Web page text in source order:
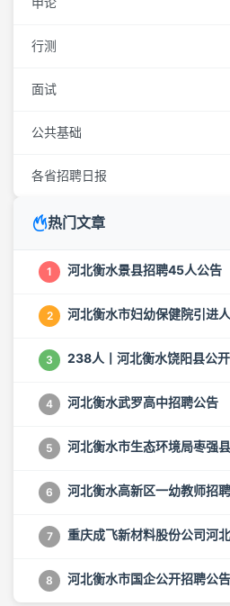
行测
面试
公共基础
各省招聘日报
热门文章
1 河北衡水景县招聘45人公告
2 河北衡水市妇幼保健院引进
3 238人丨河北衡水饶阳县公
4 河北衡水武罗高中招聘公告
5 河北衡水市生态环境局枣强
6 河北衡水高新区一幼教师招
7 重庆成飞新材料股份公司河
8 河北衡水市国企公开招聘公告